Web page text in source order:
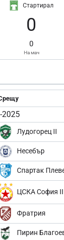
Стартирал
0
0
На мач
2025
Лудогорец II
Несебър
Спартак
ЦСКА София II
Фратрия
Пирин